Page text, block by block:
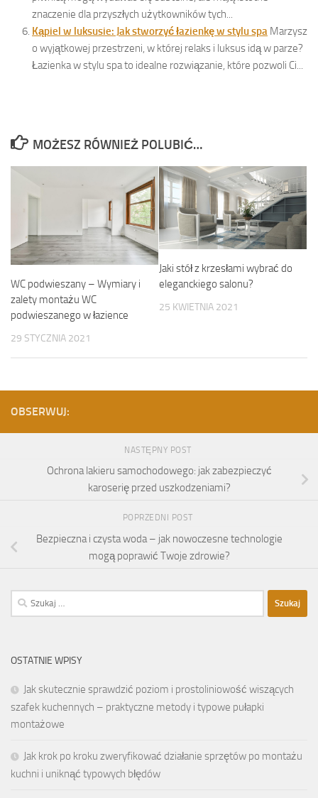
znaczenie dla przyszłych użytkowników tych...
Kąpiel w luksusie: Jak stworzyć łazienkę w stylu spa Marzysz
o wyjątkowej przestrzeni, w której relaks i luksus idą w parze?
Łazienka w stylu spa to idealne rozwiązanie, które pozwoli Ci...
MOŻESZ RÓWNIEŻ POLUBIĆ…
WC podwieszany – Wymiary i
zalety montażu WC
podwieszanego w łazience
29 STYCZNIA 2021
Jaki stół z krzesłami wybrać do
eleganckiego salonu?
25 KWIETNIA 2021
OBSERWUJ:
NASTĘPNY POST
Ochrona lakieru samochodowego: jak zabezpieczyć
karoserię przed uszkodzeniami?
POPRZEDNI POST
Bezpieczna i czysta woda – jak nowoczesne technologie
mogą poprawić Twoje zdrowie?
Szukaj:
OSTATNIE WPISY
Jak skutecznie sprawdzić poziom i prostoliniowość wiszących
szafek kuchennych – praktyczne metody i typowe pułapki
montażowe
Jak krok po kroku zweryfikować działanie sprzętów po montażu
kuchni i uniknąć typowych błędów